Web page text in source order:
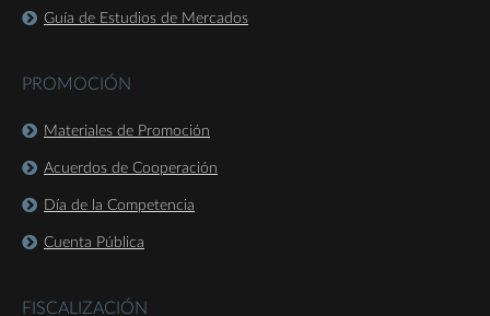
Guía de Estudios de Mercados
PROMOCIÓN
Materiales de Promoción
Acuerdos de Cooperación
Día de la Competencia
Cuenta Pública
FISCALIZACIÓN